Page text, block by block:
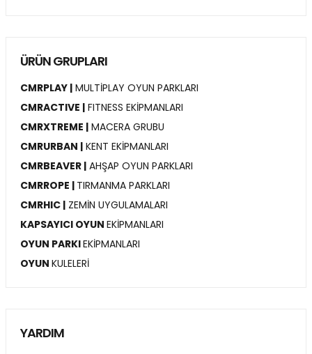
ÜRÜN GRUPLARI
CMRPLAY | MULTİPLAY OYUN PARKLARI
CMRACTIVE | FITNESS EKİPMANLARI
CMRXTREME | MACERA GRUBU
CMRURBAN | KENT EKİPMANLARI
CMRBEAVER | AHŞAP OYUN PARKLARI
CMRROPE | TIRMANMA PARKLARI
CMRHIC | ZEMİN UYGULAMALARI
KAPSAYICI OYUN EKİPMANLARI
OYUN PARKIEKİPMANLARI
OYUN KULELERİ
YARDIM